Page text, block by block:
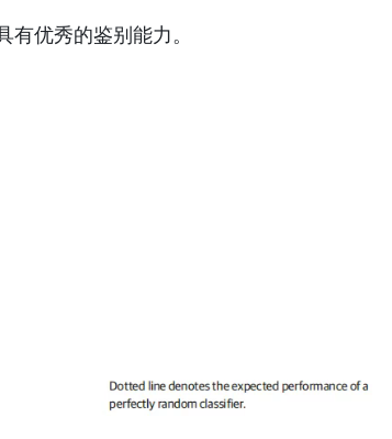
优秀的鉴别能力。